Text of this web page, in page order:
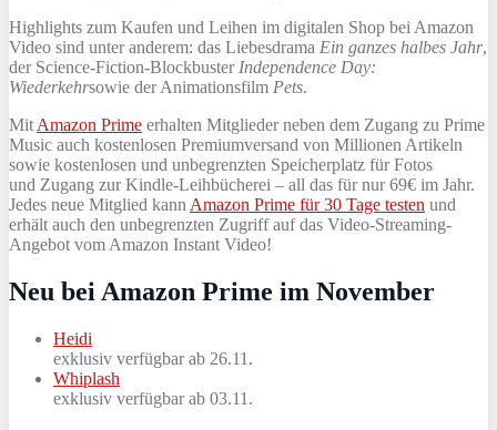
Highlights zum Kaufen und Leihen im digitalen Shop bei Amazon
Video sind unter anderem: das Liebesdrama Ein ganzes halbes Jahr,
der Science-Fiction-Blockbuster Independence Day:
Wiederkehrsowie der Animationsfilm Pets.
Mit Amazon Prime erhalten Mitglieder neben dem Zugang zu Prime
Music auch kostenlosen Premiumversand von Millionen Artikeln
sowie kostenlosen und unbegrenzten Speicherplatz für Fotos
und Zugang zur Kindle-Leihbücherei – all das für nur 69€ im Jahr.
Jedes neue Mitglied kann Amazon Prime für 30 Tage testen und
erhält auch den unbegrenzten Zugriff auf das Video-Streaming-
Angebot vom Amazon Instant Video!
Neu bei Amazon Prime im November
Heidi
exklusiv verfügbar ab 26.11.
Whiplash
exklusiv verfügbar ab 03.11.